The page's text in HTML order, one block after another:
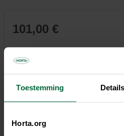
Toestemming Details
Horta.org
101,00 €
Description